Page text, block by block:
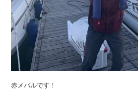
赤メバルです！